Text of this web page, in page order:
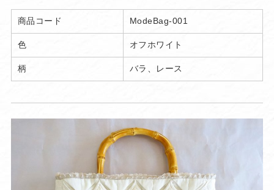
商品コード ModeBag-001
色 オフホワイト
柄 バラ、レース